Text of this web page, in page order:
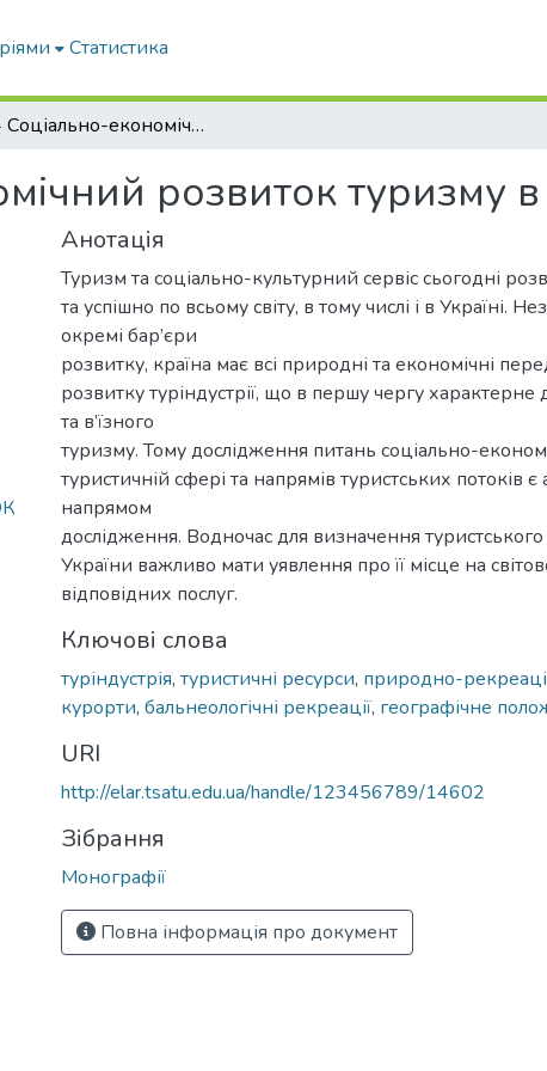
Статистика
4.4 Соціально-економічний розвиток туризму в Україні
розвиток туризму в
Анотація
Туризм та соціально-культурний сервіс сьогодні
та успішно по всьому світу, в тому числі і в Україні.
окремі бар’єри
розвитку, країна має всі природні та економічні
розвитку туріндустрії, що в першу чергу характерне
та в’їзного
туризму. Тому дослідження питань соціально-
туристичній сфері та напрямів туристських потоків
напрямом
дослідження. Водночас для визначення туристського
України важливо мати уявлення про її місце на
відповідних послуг.
Ключові слова
туріндустрія, туристичні ресурси, природно-
курорти, бальнеологічні рекреації, географічне
URI
http://elar.tsatu.edu.ua/handle/123456789/14602
Зібрання
Монографії
Повна інформація про документ